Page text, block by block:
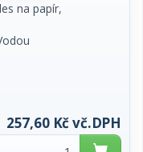
na papír,
Vhodné do
257,60 Kč vč.DPH